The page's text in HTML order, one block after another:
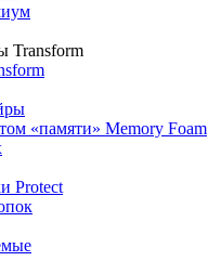
Transform
«памяти» Memory Foam
Protect